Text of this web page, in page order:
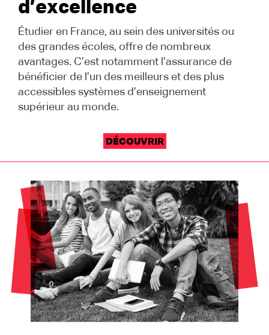
d’excellence
Étudier en France, au sein des universités ou
des grandes écoles, offre de nombreux
avantages. C’est notamment l’assurance de
bénéficier de l’un des meilleurs et des plus
accessibles systèmes d’enseignement
supérieur au monde.
DÉCOUVRIR